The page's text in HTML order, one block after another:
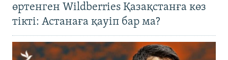
өртенген Wildberries Қазақстанға көз
тікті: Астанаға қауіп бар ма?